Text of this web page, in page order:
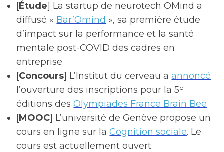
[Étude] La startup de neurotech OMind a
diffusé « Bar’Omind », sa première étude
d’impact sur la performance et la santé
mentale post-COVID des cadres en
entreprise
[Concours] L’Institut du cerveau aannoncé
l’ouverture des inscriptions pour la 5ᵉ
éditions desOlympiades France Brain Bee
[MOOC] L’université de Genève propose un
cours en ligne sur laCognition sociale. Le
cours est actuellement ouvert.